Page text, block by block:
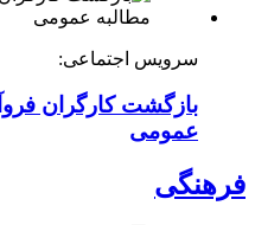
سرویس اجتماعی:
بازگشت کارگران
عمومی
فرهنگی